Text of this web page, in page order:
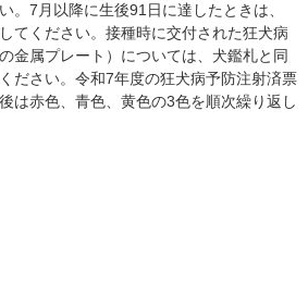
。7月以降に生後91日に達したときは、
てください。接種時に交付された狂犬病
金属プレート）については、犬鑑札と同
ださい。令和7年度の狂犬病予防注射済票
は赤色、青色、黄色の3色を順次繰り返し